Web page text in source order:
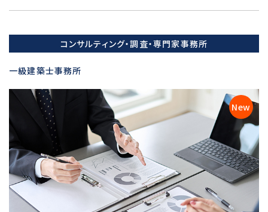
コンサルティング・調査・専門家事務所
一級建築士事務所